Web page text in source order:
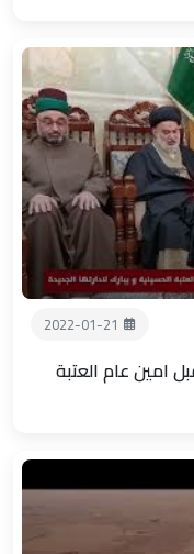
2022-01-21
امين عام العتبة